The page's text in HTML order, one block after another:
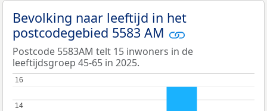
Bevolking naar leeftijd in het
postcodegebied 5583 AM
Postcode 5583AM telt 15 inwoners in de
leeftijdsgroep 45-65 in 2025.
14
14
16
16